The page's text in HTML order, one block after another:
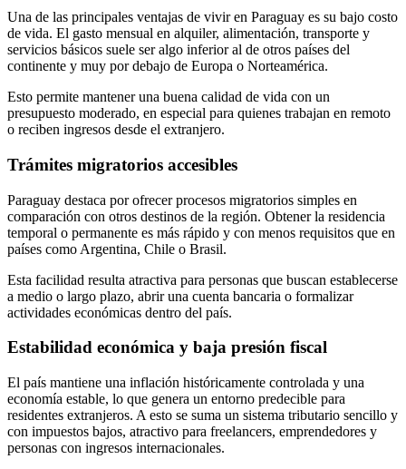
Una de las principales ventajas de vivir en Paraguay es su bajo costo
de vida. El gasto mensual en alquiler, alimentación, transporte y
servicios básicos suele ser algo inferior al de otros países del
continente y muy por debajo de Europa o Norteamérica.
Esto permite mantener una buena calidad de vida con un
presupuesto moderado, en especial para quienes trabajan en remoto
o reciben ingresos desde el extranjero.
Trámites migratorios accesibles
Paraguay destaca por ofrecer procesos migratorios simples en
comparación con otros destinos de la región. Obtener la residencia
temporal o permanente es más rápido y con menos requisitos que en
países como Argentina, Chile o Brasil.
Esta facilidad resulta atractiva para personas que buscan establecerse
a medio o largo plazo, abrir una cuenta bancaria o formalizar
actividades económicas dentro del país.
Estabilidad económica y baja presión fiscal
El país mantiene una inflación históricamente controlada y una
economía estable, lo que genera un entorno predecible para
residentes extranjeros. A esto se suma un sistema tributario sencillo y
con impuestos bajos, atractivo para freelancers, emprendedores y
personas con ingresos internacionales.